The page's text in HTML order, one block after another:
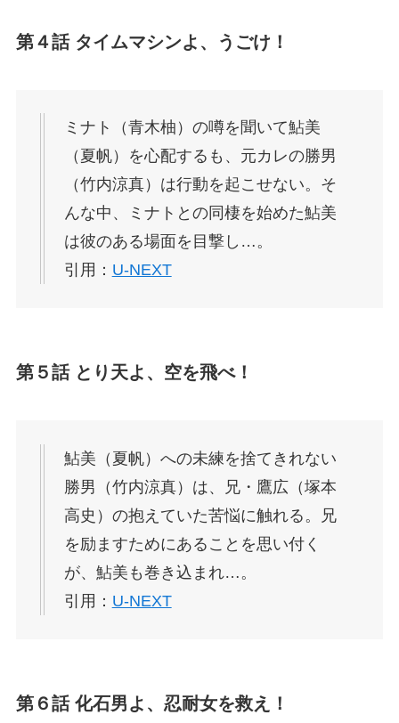
第４話 タイムマシンよ、うごけ！
ミナト（青木柚）の噂を聞いて鮎美
（夏帆）を心配するも、元カレの勝男
（竹内涼真）は行動を起こせない。そ
んな中、ミナトとの同棲を始めた鮎美
は彼のある場面を目撃し…。
引用： U-NEXT
第５話 とり天よ、空を飛べ！
鮎美（夏帆）への未練を捨てきれない
勝男（竹内涼真）は、兄・鷹広（塚本
高史）の抱えていた苦悩に触れる。兄
を励ますためにあることを思い付く
が、鮎美も巻き込まれ…。
引用： U-NEXT
第６話 化石男よ、忍耐女を救え！